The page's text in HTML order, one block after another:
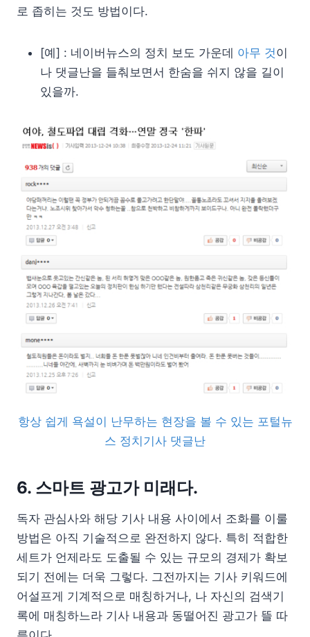
로 좁히는 것도 방법이다.
[예] : 네이버뉴스의 정치 보도 가운데 아무 것이
나 댓글난을 들춰보면서 한숨을 쉬지 않을 길이
있을까.
항상 쉽게 욕설이 난무하는 현장을 볼 수 있는 포털뉴
스 정치기사 댓글난
6. 스마트 광고가 미래다.
독자 관심사와 해당 기사 내용 사이에서 조화를 이룰
방법은 아직 기술적으로 완전하지 않다. 특히 적합한
세트가 언제라도 도출될 수 있는 규모의 경제가 확보
되기 전에는 더욱 그렇다. 그전까지는 기사 키워드에
어설프게 기계적으로 매칭하거나, 나 자신의 검색기
록에 매칭하느라 기사 내용과 동떨어진 광고가 뜰 따